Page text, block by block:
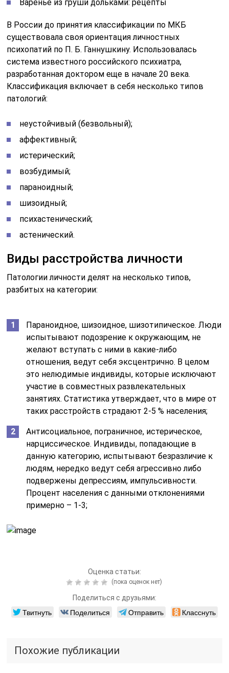
Варенье из груши дольками: рецепты
В России до принятия классификации по МКБ
существовала своя ориентация личностных
психопатий по П. Б. Ганнушкину. Использовалась
система известного российского психиатра,
разработанная доктором еще в начале 20 века.
Классификация включает в себя несколько типов
патологий:
неустойчивый (безвольный);
аффективный;
истерический;
возбудимый;
параноидный;
шизоидный;
психастенический;
астенический.
Виды расстройства личности
Патологии личности делят на несколько типов,
разбитых на категории:
Параноидное, шизоидное, шизотипическое. Люди
испытывают подозрение к окружающим, не
желают вступать с ними в какие-либо
отношения, ведут себя эксцентрично. В целом
это нелюдимые индивиды, которые исключают
участие в совместных развлекательных
занятиях. Статистика утверждает, что в мире от
таких расстройств страдают 2-5 % населения;
Антисоциальное, пограничное, истерическое,
нарциссическое. Индивиды, попадающие в
данную категорию, испытывают безразличие к
людям, нередко ведут себя агрессивно либо
подвержены депрессиям, импульсивности.
Процент населения с данными отклонениями
примерно – 1-3;
Оценка статьи:
(пока оценок нет)
Поделиться с друзьями:
Твитнуть Поделиться Отправить Класснуть
Похожие публикации